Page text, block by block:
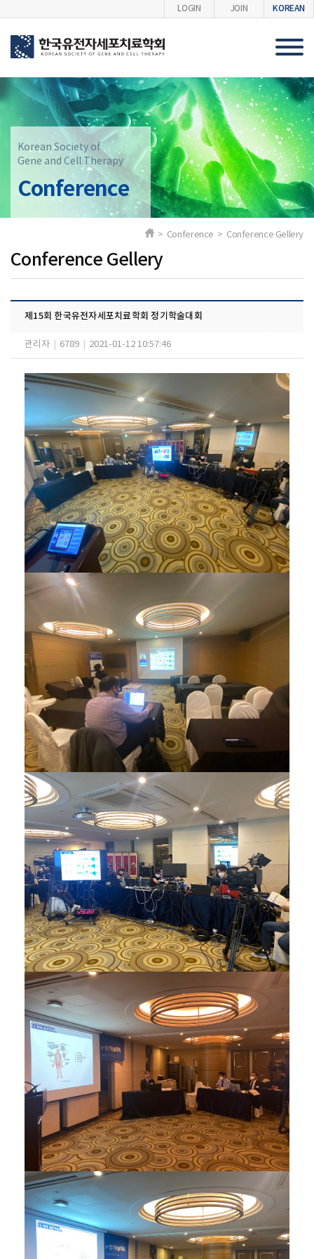
LOGIN JOIN KOREAN
Korean Society of
Gene and Cell Therapy
Conference
Conference Gellery
> Conference > Conference Gellery
제15회 한국유전자세포치료학회 정기학술대회
관리자 6789 2021-01-12 10:57:46